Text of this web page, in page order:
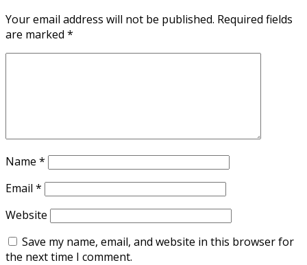
Your email address will not be published. Required fields
are marked *
Name *
Email *
Website
Save my name, email, and website in this browser for
the next time I comment.